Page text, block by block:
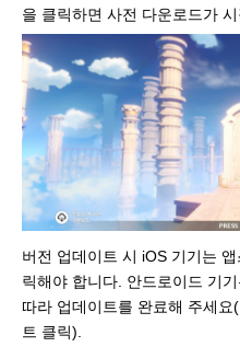
을 클릭하면 사전 다운로드가 시
버전 업데이트 시 iOS 기기는
릭해야 합니다. 안드로이드 기
따라 업데이트를 완료해 주세
트 클릭).